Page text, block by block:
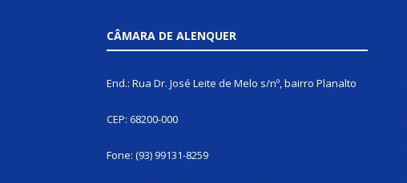
CÂMARA DE ALENQUER
End.: Rua Dr. José Leite de Melo s/nº, bairro Planalto
CEP: 68200-000
Fone: (93) 99131-8259